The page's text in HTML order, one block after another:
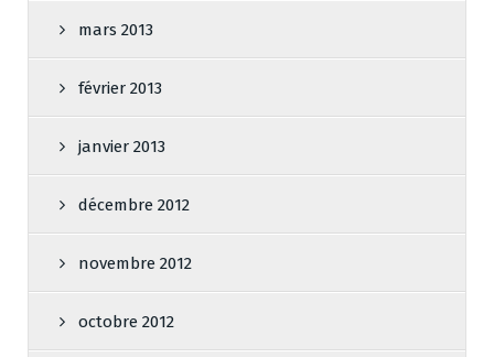
mars 2013
février 2013
janvier 2013
décembre 2012
novembre 2012
octobre 2012